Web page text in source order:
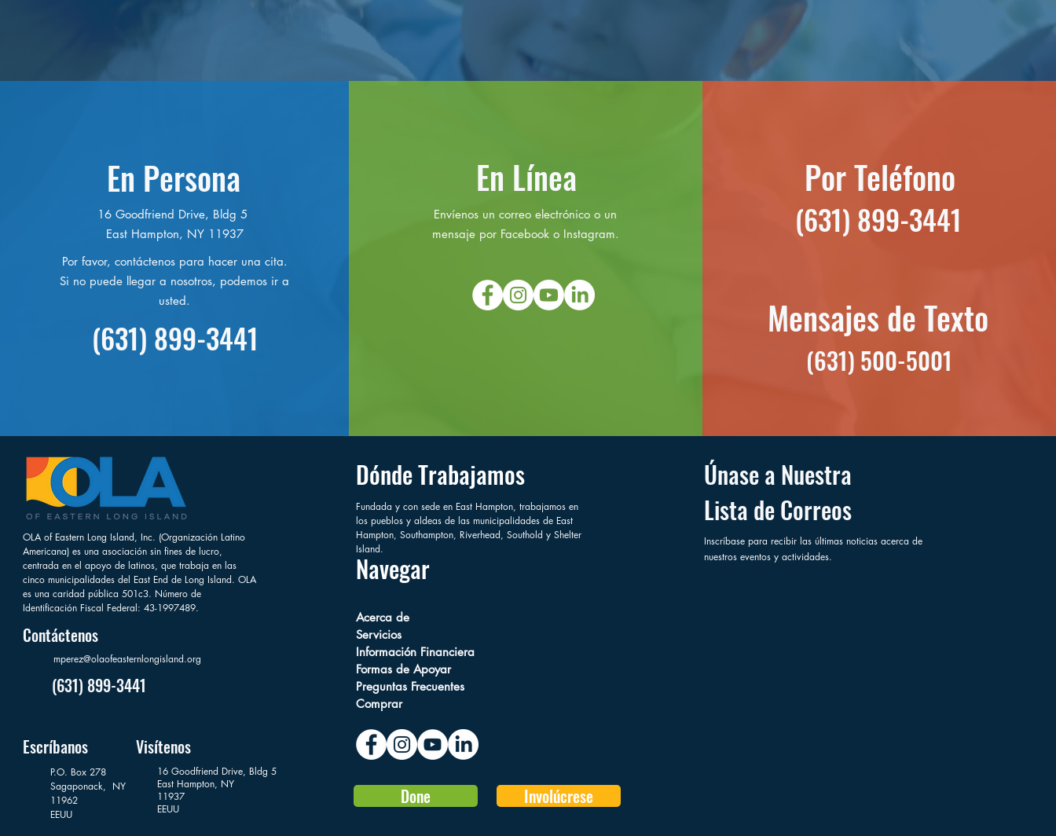
En Persona
16 Goodfriend Drive, Bldg 5
East Hampton, NY 11937
Por favor, contáctenos para hacer una cita.
Si no puede llegar a nosotros, podemos ir a
usted.
(631) 899-3441
En Línea
Envíenos un correo electrónico o un
mensaje por Facebook o Instagram.
Por Teléfono
(631) 899-3441
Mensajes de Texto
(631) 500-5001
OLA of Eastern Long Island, Inc. (Organización Latino
Americana) es una asociación sin fines de lucro,
centrada en el apoyo de latinos, que trabaja en las
cinco municipalidades del East End de Long Island. OLA
es una caridad pública 501c3. Número de
Identificación Fiscal Federal: 43-1997489.
Contáctenos
mperez@olaofeasternlongisland.org
(631) 899-3441
Escríbanos Visítenos
P.O. Box 278
Sagaponack, NY
11962
EEUU
16 Goodfriend Drive, Bldg 5
East Hampton, NY
11937
EEUU
Navegar
Dónde Trabajamos
Fundada y con sede en East Hampton, trabajamos en
los pueblos y aldeas de las municipalidades de East
Hampton, Southampton, Riverhead, Southold y Shelter
Island.
Acerca de
Servicios
Información Financiera
Formas de Apoyar
Preguntas Frecuentes
Comprar
Done Involúcrese
Únase a Nuestra
Lista de Correos
Inscríbase para recibir las últimas noticias acerca de
nuestros eventos y actividades.